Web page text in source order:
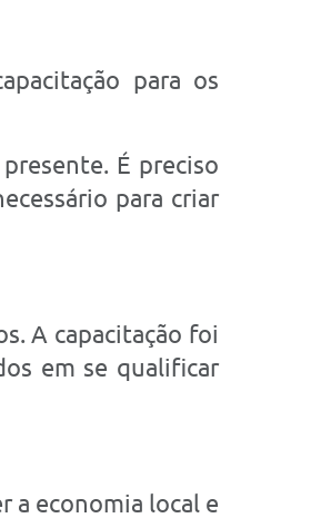
para os
É preciso
para criar
A capacitação foi
em se qualificar
a economia local e